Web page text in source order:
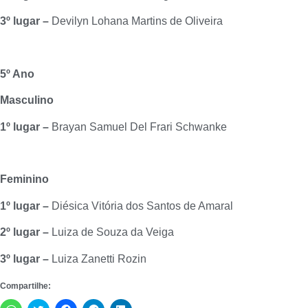
3º lugar – Devilyn Lohana Martins de Oliveira
5º Ano
Masculino
1º lugar – Brayan Samuel Del Frari Schwanke
Feminino
1º lugar – Diésica Vitória dos Santos de Amaral
2º lugar – Luiza de Souza da Veiga
3º lugar – Luiza Zanetti Rozin
Compartilhe: